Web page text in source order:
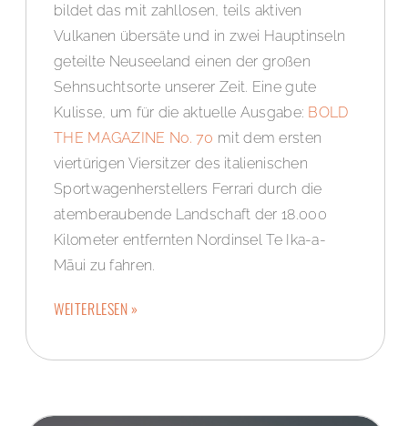
bildet das mit zahllosen, teils aktiven
Vulkanen übersäte und in zwei Hauptinseln
geteilte Neuseeland einen der großen
Sehnsuchtsorte unserer Zeit. Eine gute
Kulisse, um für die aktuelle Ausgabe: BOLD
THE MAGAZINE No. 70 mit dem ersten
viertürigen Viersitzer des italienischen
Sportwagenherstellers Ferrari durch die
atemberaubende Landschaft der 18.000
Kilometer entfernten Nordinsel Te Ika-a-
Māui zu fahren.
WEITERLESEN »